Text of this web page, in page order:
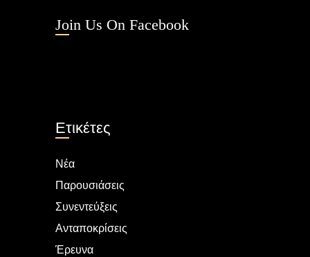
Join Us On Facebook
Ετικέτες
Νέα
Παρουσιάσεις
Συνεντεύξεις
Ανταποκρίσεις
Έρευνα